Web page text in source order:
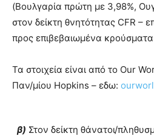
(Βουλγαρία πρώτη με 3,98%,
στον δείκτη θνητότητας CFR –
προς επιβεβαιωμένα κρούσματα
Τα στοιχεία είναι από το Our
Παν/μίου Ηopkins – εδω:
β) Στον δείκτη θάνατοι/